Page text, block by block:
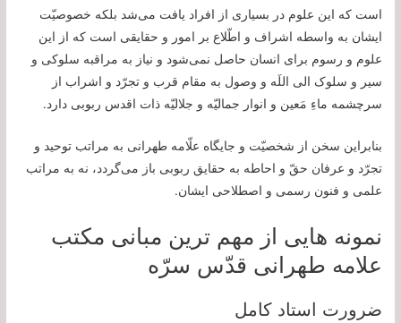
است كه اين علوم در بسيارى از افراد يافت می‌‏شد بلکه خصوصيّت
ايشان به واسطه اشراف و اطّلاع بر امور و حقايقى است كه از اين
علوم و رسوم براى انسان حاصل نمی‌‏شود و نياز به مراقبه سلوكى و
سير و سلوک الى اللَه و وصول به مقام قرب و تجرّد و اشراب از
سرچشمه ماءِ مَعين و انوار جماليّه و جلاليّه ذات اقدس ربوبى دارد.
بنابراين سخن از شخصيّت و جايگاه علّامه طهرانى به مراتب توحيد و
تجرّد و عرفان حقّ و احاطه به حقایق ربوبى باز می‌‏گردد، نه به مراتب
علمى و فنون رسمى و اصطلاحى ايشان.
نمونه هایی از مهم ترین مبانی مکتب
علامه طهرانی قدّس سرّه
ضرورت استاد کامل